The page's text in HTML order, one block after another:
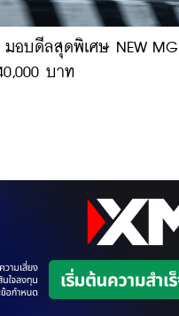
อบดีลสุดพิเศษ NEW MG
บาท